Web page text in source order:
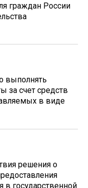
граждан России
выполнять
за счет средств
в виде
решения о
в государственной